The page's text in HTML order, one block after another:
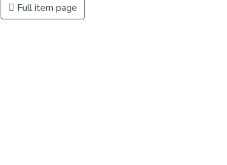
Full item page